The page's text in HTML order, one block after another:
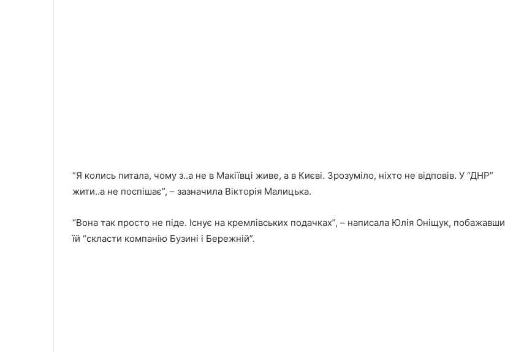
“Я колись питала, чому з..а не в Макіївці живе, а в Києві. Зрозуміло, ніхто не відповів. У “ДНР”
жити..а не поспішає”, – зазначила Вікторія Малицька.
“Вона так просто не піде. Існує на кремлівських подачках”, – написала Юлія Оніщук, побажавши
їй “скласти компанію Бузині і Бережній”.